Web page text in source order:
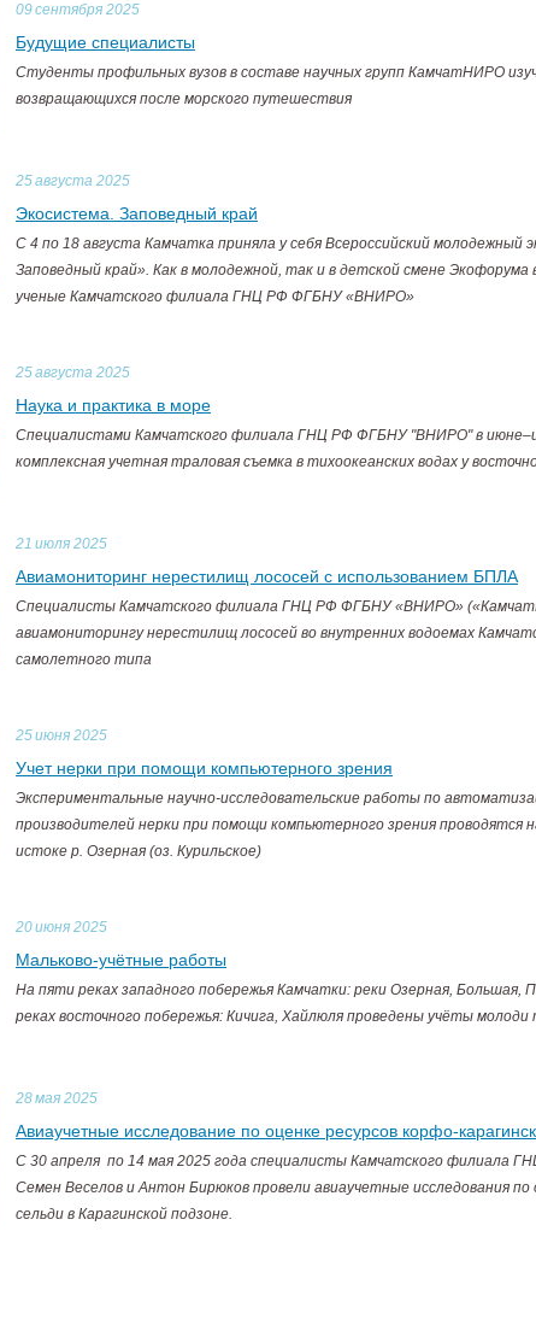
09сентября 2025
Будущие специалисты
Студенты профильных вузов в составе научных групп КамчатНИРО
возвращающихся после морского путешествия
25августа 2025
Экосистема. Заповедный край
C 4 по 18 августа Камчатка приняла у себя Всероссийский молодежный
Заповедный край». Как в молодежной, так и в детской смене Экофорума
ученые Камчатского филиала ГНЦ РФ ФГБНУ «ВНИРО»
25августа 2025
Наука и практика в море
Специалистами Камчатского филиала ГНЦ РФ ФГБНУ "ВНИРО" в
комплексная учетная траловая съемка в тихоокеанских водах у
21 июля 2025
Авиамониторинг нерестилищ лососей с использованием БПЛА
Специалисты Камчатского филиала ГНЦ РФ ФГБНУ «ВНИРО»
авиамониторингу нерестилищ лососей во внутренних водоемах
самолетного типа
25июня 2025
Учет нерки при помощи компьютерного зрения
Экспериментальные научно-исследовательские работы по
производителей нерки при помощи компьютерного зрения проводятся
истоке р. Озерная (оз. Курильское)
20июня 2025
Мальково-учётные работы
На пяти реках западного побережья Камчатки: реки Озерная, Большая,
реках восточного побережья: Кичига, Хайлюля проведены учёты молоди
28мая 2025
Авиаучетные исследование по оценке ресурсов корфо-
С 30 апреля по 14 мая 2025 года специалисты Камчатского филиала
Семен Веселов и Антон Бирюков провели авиаучетные исследования по
сельди в Карагинской подзоне.